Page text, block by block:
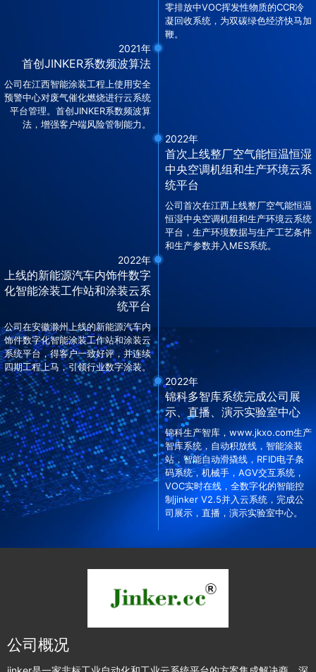
零排放中VOC挥发性物质的CCR冷
凝回收系统，为双碳绿色经济快马加
鞭。
2021年
首创JINKER系数频波算法
公司在江西智能涂装工程上使用安全
预警中心对废气催化燃烧进行云系统
平台管理。首创JINKER系数频波算
法，增强客户端风险管制能力。
2022年
首次上线整厂空气能恒温恒湿
中央空调机组和生产环境云系
统平台
公司首次在江西上线整厂空气能恒温
恒湿中央空调机组和生产环境云系统
平台，生产环境数据与生产工艺条件
和生产参数并入MES系统。
2022年
上线的新能源汽车内饰件数字
化智能涂装工作站和涂装云系
统平台
公司在安徽滁州上线的新能源汽车内
饰件数字化智能涂装工作站和涂装云
系统平台，得客户一致好评，并连续
四期工程上马，引领行业数字涂装。
2022年
锦科多智库系统完成公司展
示、直播、演示实验室中心
锦科生产智库，www.jkxo.com生产
智库系统，自动积放线，智能涂装
站，智能自动滑撬线，RFID电子条
码系统，机械手，AGV交互系统，
VOC实时在线，全数字化的智能控
制jinker V2.5并入云系统，完成公
司展示，直播，演示实验室中心。
公司概况